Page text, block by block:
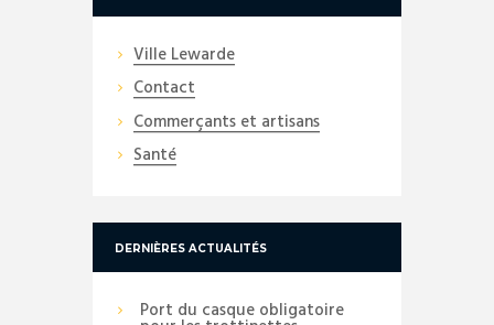
Ville Lewarde
Contact
Commerçants et artisans
Santé
DERNIÈRES ACTUALITÉS
Port du casque obligatoire